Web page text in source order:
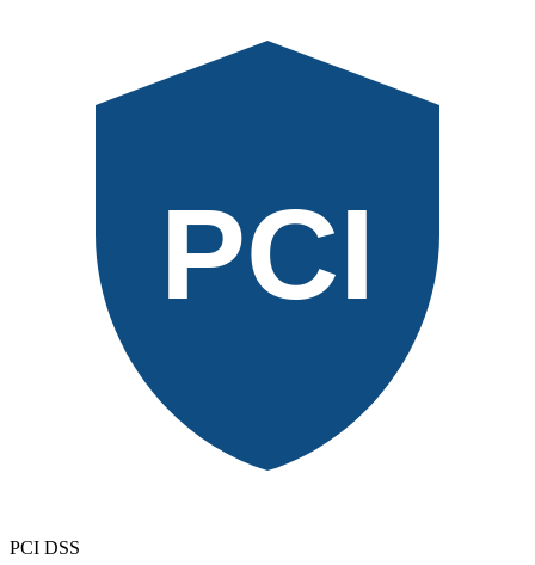
PCI
PCI DSS